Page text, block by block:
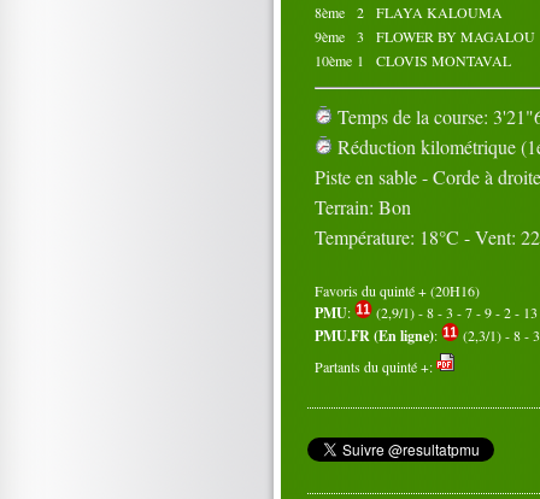
8ème
2
FLAYA KALOUMA
9ème
3
FLOWER BY MAGALOU
10ème 1 CLOVIS MONTAVAL
Temps de la course:
Réduction kilométrique
Piste en sable - Corde à droite
Terrain: Bon
Température: 18°C - Vent:
Favoris du quinté + (20H16)
PMU: (2,9/1) - 8 - 3 - 7 - 9 - 2 -
PMU.FR (En ligne):
(2,3/1) - 8 -
Partants du quinté +: